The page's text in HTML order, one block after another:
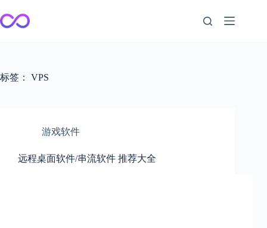
至
内
标签： VPS
游戏软件
远程桌面软件/串流软件 推荐大全